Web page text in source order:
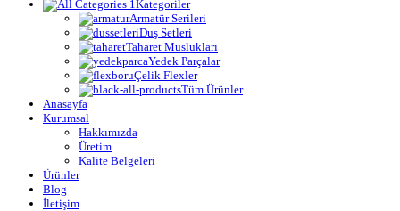
Kategoriler
Armatür Serileri
Duş Setleri
Taharet Muslukları
Yedek Parçalar
Çelik Flexler
Tüm Ürünler
Anasayfa
Kurumsal
Hakkımızda
Üretim
Kalite Belgeleri
Ürünler
Blog
İletişim